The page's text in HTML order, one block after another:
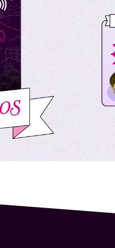
es decir de lunes a
Whopper Clásica,
Doble,
Irresistible King, Bacon
Parche por 3, Wraps,
King Jr, King Sr.
o física) en los puntos
no serán incluidos en el